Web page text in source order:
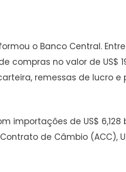
o Banco Central.
compras no valor de US$
remessas de lucro
de US$ 6,128
de Câmbio (ACC),